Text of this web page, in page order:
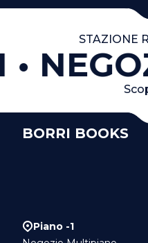
STAZIONE
BORRI BOOKS
Piano -1